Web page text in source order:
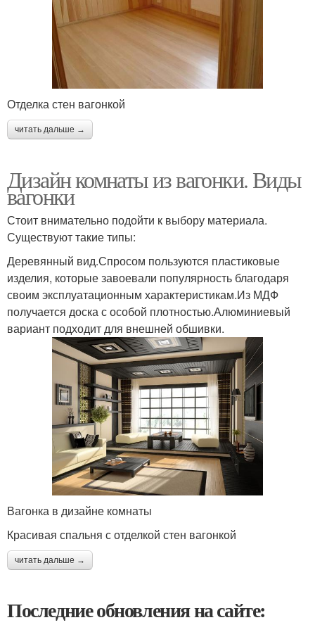
Отделка стен вагонкой
читать дальше →
Дизайн комнаты из вагонки. Виды
вагонки
Стоит внимательно подойти к выбору материала.
Существуют такие типы:
Деревянный вид.Спросом пользуются пластиковые
изделия, которые завоевали популярность благодаря
своим эксплуатационным характеристикам.Из МДФ
получается доска с особой плотностью.Алюминиевый
вариант подходит для внешней обшивки.
Вагонка в дизайне комнаты
Красивая спальня с отделкой стен вагонкой
читать дальше →
Последние обновления на сайте: